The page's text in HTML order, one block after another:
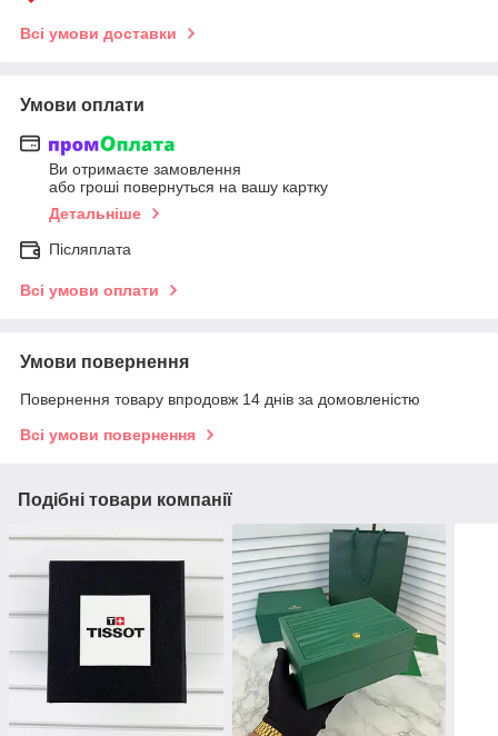
Всі умови доставки
Умови оплати
Ви отримаєте замовлення
або гроші повернуться на вашу картку
Детальніше
Післяплата
Всі умови оплати
Умови повернення
Повернення товару впродовж 14 днів за домовленістю
Всі умови повернення
Подібні товари компанії